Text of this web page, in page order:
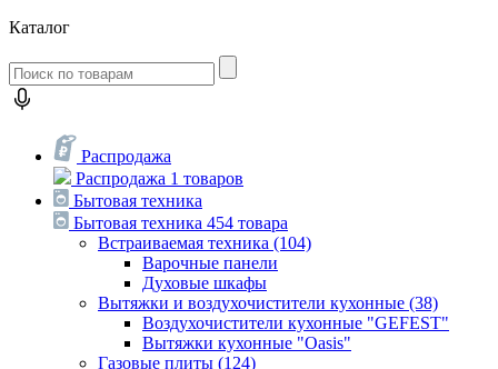
Каталог
Распродажа
Распродажа 1 товаров
Бытовая техника
Бытовая техника 454 товара
Встраиваемая техника (104)
Варочные панели
Духовые шкафы
Вытяжки и воздухочистители кухонные (38)
Воздухочистители кухонные "GEFEST"
Вытяжки кухонные "Oasis"
Газовые плиты (124)